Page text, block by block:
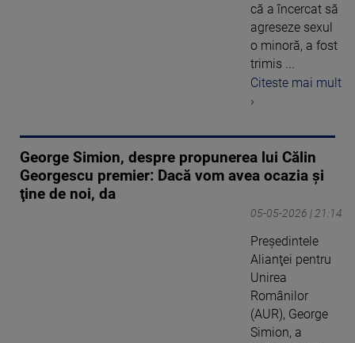
că a încercat să
agreseze sexul
o minoră, a fost
trimis ...
Citeste mai mult
›
George Simion, despre propunerea lui Călin
Georgescu premier: Dacă vom avea ocazia şi
ţine de noi, da
05-05-2026 | 21:14
Preşedintele
Alianţei pentru
Unirea
Românilor
(AUR), George
Simion, a